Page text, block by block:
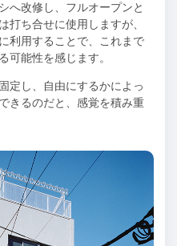
へ改修し、フルオープンと
打ち合せに使用しますが、
利用することで、これまで
可能性を感じます。
定し、自由にするかによっ
きるのだと、感覚を積み重